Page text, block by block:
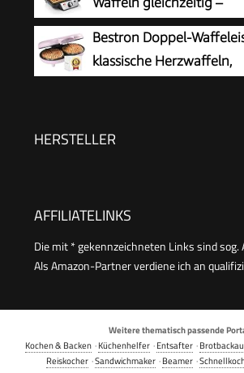
Edelstahlgehäuse,
Antihaftbeschichtung, 1000 W,
Thermostat für perfekte Bräunung,
Bestron Doppel-
klassische Herzwaffeln,
Kindergeburtstage, Ostern &
HERSTELLER
AFFILIATELINKS
Die mit * gekennzeichneten Links sind
Als Amazon-Partner verdiene ich an
Weitere thematisch passende
Kochen & Backen ·Küchenhelfer ·Entsafter ·
Reiskocher ·Sandwichmaker ·Beamer ·